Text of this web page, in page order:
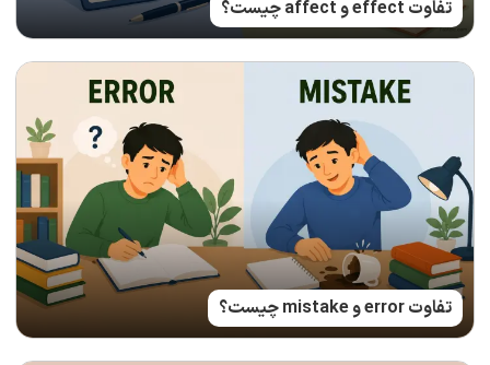
تفاوت effect و affect چیست؟
تفاوت error و mistake چیست؟